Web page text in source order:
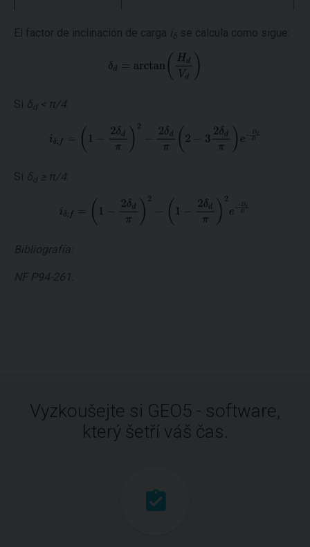
El factor de inclinación de carga i δ se calcula como sigue:
Si δ d< π/4
Si δd≥ π/4
Bibliografía:
NF P94-261.
Vyzkoušejte si GEO5 - software,
který šetří váš čas.